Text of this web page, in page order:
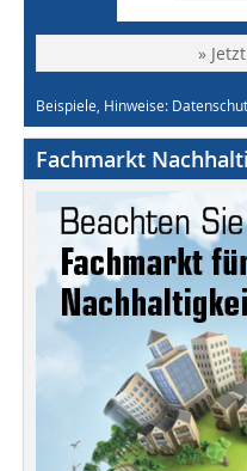
»
Beispiele, Hinweise:
Fachmarkt